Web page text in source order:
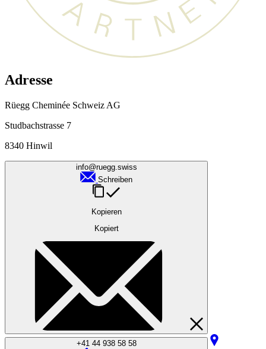
Adresse
Rüegg Cheminée Schweiz AG
Studbachstrasse 7
8340 Hinwil
info@ruegg.swiss
Schreiben
Kopieren
Kopiert
+41 44 938 58 58